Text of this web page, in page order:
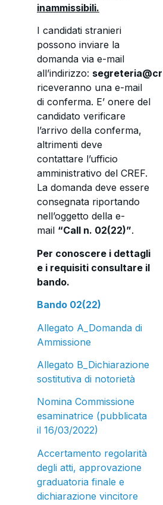
inammissibili.
I candidati stranieri
possono inviare la
domanda via e-mail
all’indirizzo:
riceveranno una e-mail
di conferma. E’ onere del
candidato verificare
l’arrivo della conferma,
altrimenti deve
contattare l’ufficio
amministrativo del CREF.
La domanda deve essere
consegnata riportando
nell’oggetto della e-
mail “Call n. 02(22)”.
Per conoscere i dettagli
e i requisiti consultare il
bando.
Bando 02(22)
Allegato A_Domanda di
Ammissione
Allegato B_Dichiarazione
sostitutiva di notorietà
Nomina Commissione
esaminatrice (pubblicata
il 16/03/2022)
Accertamento regolarità
degli atti, approvazione
graduatoria finale e
dichiarazione vincitore